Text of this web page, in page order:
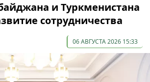
и Туркменистана
сотрудничества
06 АВГУСТА 2026 15:33